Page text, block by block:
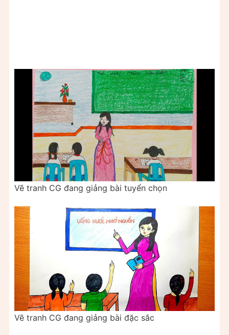
Vẽ tranh CG đang giảng bài tuyển chọn
Vẽ tranh CG đang giảng bài đặc sắc